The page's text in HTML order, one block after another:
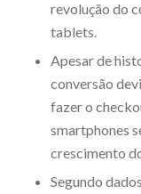
revolução do
tablets.
Apesar de
conversão
fazer o
smartphones
crescimento
Segundo